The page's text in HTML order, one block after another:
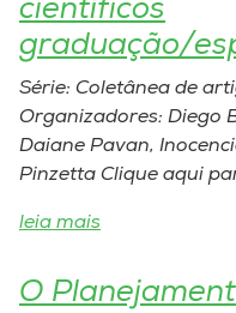
Store
Selecione
o idioma
A-
científicos
graduação/
Série: Coletânea de
Organizadores: Diego
Daiane Pavan,
Pinzetta Clique aqui
leia mais
O